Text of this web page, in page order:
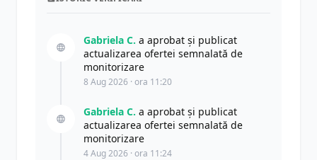
Gabriela C. a aprobat și publicat
actualizarea ofertei semnalată de
monitorizare
8 Aug 2026 · ora 11:20
Gabriela C. a aprobat și publicat
actualizarea ofertei semnalată de
monitorizare
4 Aug 2026 · ora 11:24